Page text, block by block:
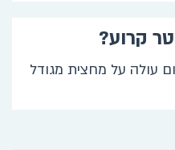
קרוע?
עולה על מחצית מגודל